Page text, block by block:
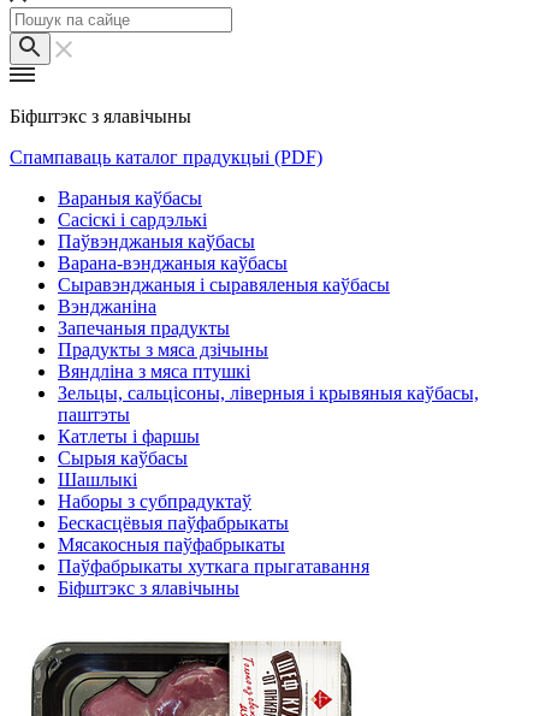
Біфштэкс з ялавічыны
Спампаваць каталог прадукцыі (PDF)
Вараныя каўбасы
Сасіскі і сардэлькі
Паўвэнджаныя каўбасы
Варана-вэнджаныя каўбасы
Сыравэнджаныя і сыравяленыя каўбасы
Вэнджаніна
Запечаныя прадукты
Прадукты з мяса дзічыны
Вяндліна з мяса птушкі
Зельцы, сальцісоны, ліверныя і крывяныя каўбасы,
паштэты
Катлеты і фаршы
Сырыя каўбасы
Шашлыкі
Наборы з субпрадуктаў
Бескасцёвыя паўфабрыкаты
Мясакосныя паўфабрыкаты
Паўфабрыкаты хуткага прыгатавання
Біфштэкс з ялавічыны